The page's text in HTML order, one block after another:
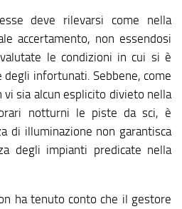
deve rilevarsi come nella
accertamento, non essendosi
le condizioni in cui si è
degli infortunati. Sebbene, come
sia alcun esplicito divieto nella
notturni le piste da sci, è
di illuminazione non garantisca
degli impianti predicate nella
ha tenuto conto che il gestore